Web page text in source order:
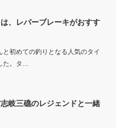
、レバーブレーキがおすす
初めての釣りとなる人気のタイ
た。タ…
岐三礁のレジェンドと一緒